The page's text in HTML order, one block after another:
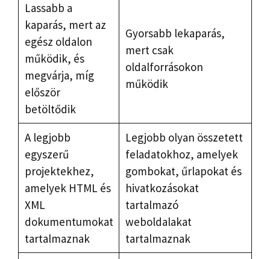
Lassabb a
kaparás, mert az
egész oldalon
működik, és
megvárja, míg
először
betöltődik
Gyorsabb lekaparás,
mert csak
oldalforrásokon
működik
A legjobb
egyszerű
projektekhez,
amelyek HTML és
XML
dokumentumokat
tartalmaznak
Legjobb olyan összetett
feladatokhoz, amelyek
gombokat, űrlapokat és
hivatkozásokat
tartalmazó
weboldalakat
tartalmaznak